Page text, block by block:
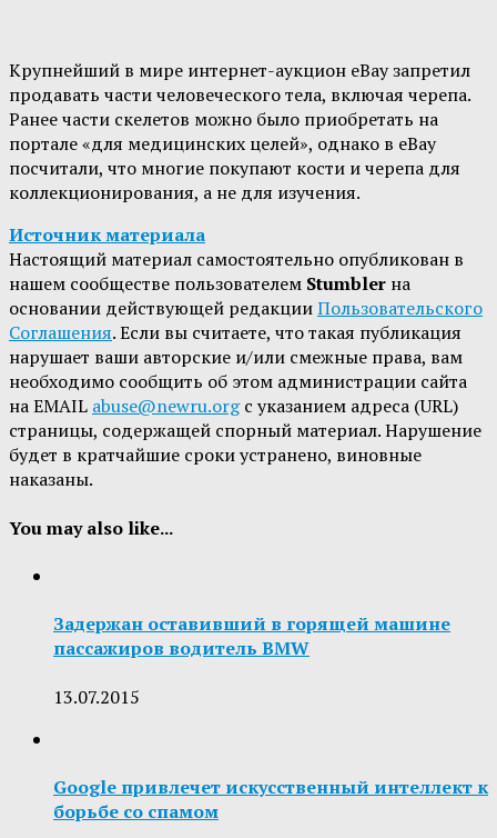
Крупнейший в мире интернет-аукцион eBay запретил
продавать части человеческого тела, включая черепа.
Ранее части скелетов можно было приобретать на
портале «для медицинских целей», однако в eBay
посчитали, что многие покупают кости и черепа для
коллекционирования, а не для изучения.
Источник материала
Настоящий материал самостоятельно опубликован в
нашем сообществе пользователем Stumbler на
основании действующей редакцииПользовательского
Соглашения. Если вы считаете, что такая публикация
нарушает ваши авторские и/или смежные права, вам
необходимо сообщить об этом администрации сайта
на EMAIL abuse@newru.orgс указанием адреса (URL)
страницы, содержащей спорный материал. Нарушение
будет в кратчайшие сроки устранено, виновные
наказаны.
You may also like...
Задержан оставивший в горящей машине
пассажиров водитель BMW
13.07.2015
Google привлечет искусственный интеллект к
борьбе со спамом